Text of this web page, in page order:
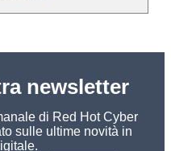
newsletter
di Red Hot Cyber
sulle ultime novità in